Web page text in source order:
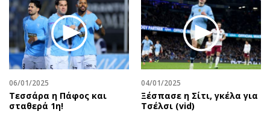
Εικαστικά
Βιβλίο
Χειρόγραφα
Προσφορές
Προσωπικότητες στην ''Κ''
Επιστολές
06/01/2025
Τεσσάρα η Πάφος και
σταθερά 1η!
04/01/2025
Ξέσπασε η Σίτι, γκέλα για
Τσέλσι (vid)